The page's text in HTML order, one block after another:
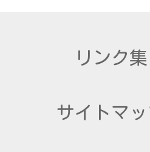
リンク集
サイトマ